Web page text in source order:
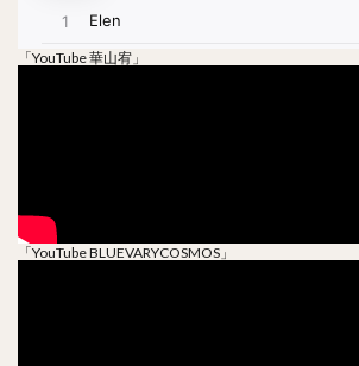
「YouTube 華山宥」
「YouTube BLUEVARYCOSMOS」